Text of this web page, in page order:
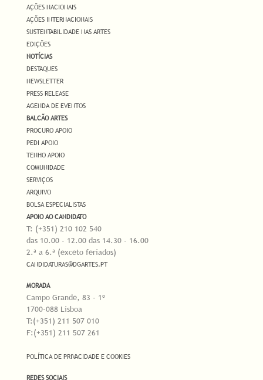
AÇÕES NACIONAIS
AÇÕES INTERNACIONAIS
SUSTENTABILIDADE NAS ARTES
EDIÇÕES
NOTÍCIAS
DESTAQUES
NEWSLETTER
PRESS RELEASE
AGENDA DE EVENTOS
BALCÃO ARTES
PROCURO APOIO
PEDI APOIO
TENHO APOIO
COMUNIDADE
SERVIÇOS
ARQUIVO
BOLSA ESPECIALISTAS
APOIO AO CANDIDATO
T: (+351) 210 102 540
das 10.00 - 12.00 das 14.30 - 16.00
2.ª a 6.ª (exceto feriados)
CANDIDATURAS@DGARTES.PT
MORADA
Campo Grande, 83 - 1º
1700-088 Lisboa
T:(+351) 211 507 010
F:(+351) 211 507 261
POLÍTICA DE PRIVACIDADE E COOKIES
REDES SOCIAIS